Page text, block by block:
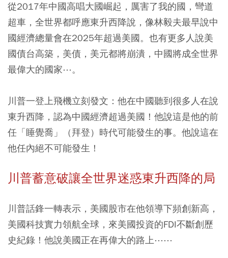
從2017年中國高唱大國崛起，厲害了我的國，彎道
超車，全世界都呼應東升西降說，像林毅夫最早說中
國經濟總量會在2025年超過美國。也有更多人說美
國債台高築，美債，美元都將崩潰，中國將成全世界
最偉大的國家⋯。
川普一登上飛機立刻發文：他在中國聽到很多人在說
東升西降，認為中國經濟超過美國！他說這是他的前
任「睡覺喬」（拜登）時代可能發生的事。他說這在
他任內絕不可能發生！
川普蓄意破讓全世界迷惑東升西降的局
川普話鋒一轉表示，美國股市在他領導下頻創新高，
美國科技實力領航全球，來美國投資的FDI不斷創歷
史紀錄！他說美國正在再偉大的路上⋯⋯